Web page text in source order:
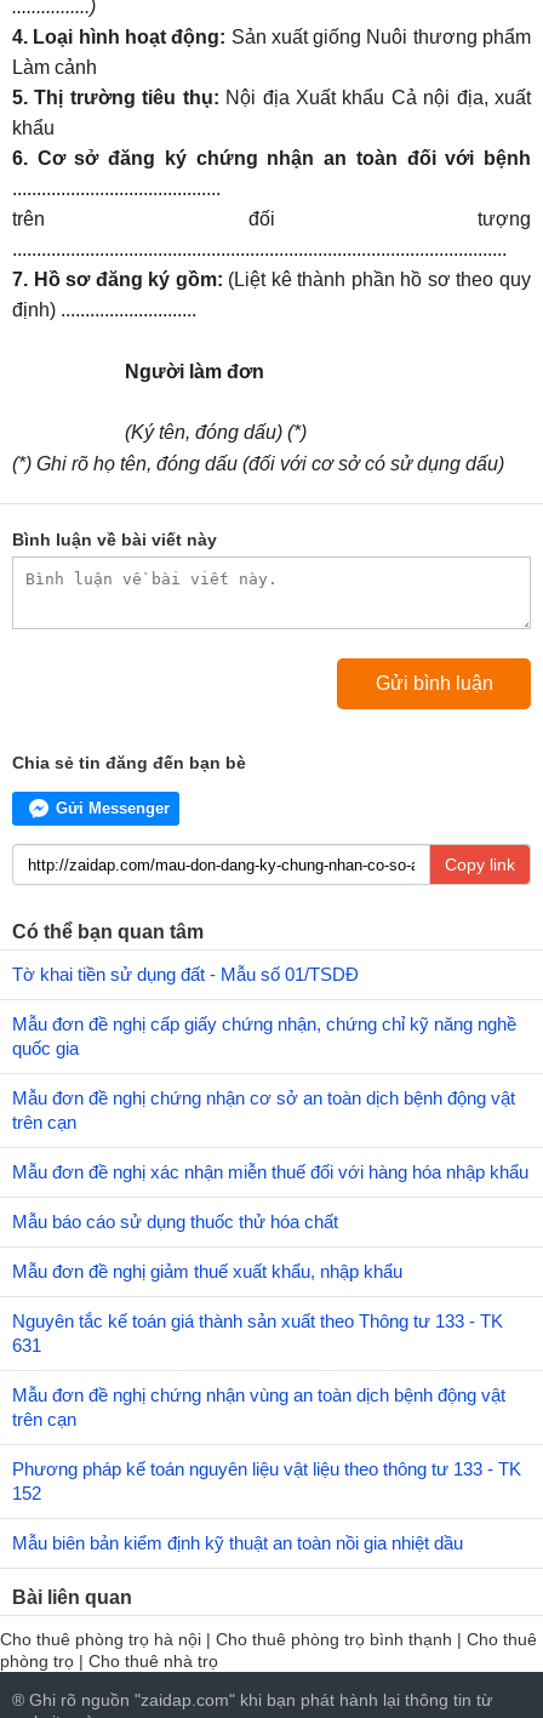
................)
4. Loại hình hoạt động: Sản xuất giống Nuôi thương phẩm
Làm cảnh
5. Thị trường tiêu thụ: Nội địa Xuất khẩu Cả nội địa, xuất
khẩu
6. Cơ sở đăng ký chứng nhận an toàn đối với bệnh
...........................................
trên đối tượng
......................................................................................................
7. Hồ sơ đăng ký gồm: (Liệt kê thành phần hồ sơ theo quy
định) ............................
Người làm đơn
(Ký tên, đóng dấu) (*)
(*) Ghi rõ họ tên, đóng dấu (đối với cơ sở có sử dụng dấu)
Bình luận về bài viết này
Chia sẻ tin đăng đến bạn bè
Gửi Messenger
Copy link
Có thể bạn quan tâm
Tờ khai tiền sử dụng đất - Mẫu số 01/TSDĐ
Mẫu đơn đề nghị cấp giấy chứng nhận, chứng chỉ kỹ năng nghề
quốc gia
Mẫu đơn đề nghị chứng nhận cơ sở an toàn dịch bệnh động vật
trên cạn
Mẫu đơn đề nghị xác nhận miễn thuế đối với hàng hóa nhập khẩu
Mẫu báo cáo sử dụng thuốc thử hóa chất
Mẫu đơn đề nghị giảm thuế xuất khẩu, nhập khẩu
Nguyên tắc kế toán giá thành sản xuất theo Thông tư 133 - TK
631
Mẫu đơn đề nghị chứng nhận vùng an toàn dịch bệnh động vật
trên cạn
Phương pháp kế toán nguyên liệu vật liệu theo thông tư 133 - TK
152
Mẫu biên bản kiểm định kỹ thuật an toàn nồi gia nhiệt dầu
Bài liên quan
Cho thuê phòng trọ hà nội | Cho thuê phòng trọ bình thạnh | Cho thuê
phòng trọ | Cho thuê nhà trọ
® Ghi rõ nguồn "zaidap.com" khi bạn phát hành lại thông tin từ